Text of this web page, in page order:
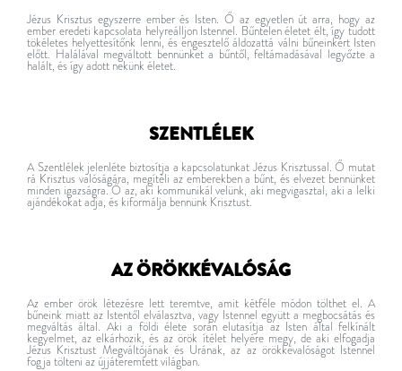
Jézus Krisztus egyszerre ember és Isten. Ő az egyetlen út arra, hogy az
ember eredeti kapcsolata helyreálljon Istennel. Bűntelen életet élt, így tudott
tökéletes helyettesítőnk lenni, és engesztelő áldozattá válni bűneinkért Isten
előtt. Halálával megváltott bennünket a bűntől, feltámadásával legyőzte a
halált, és így adott nekünk életet.
SZENTLÉLEK
A Szentlélek jelenléte biztosítja a kapcsolatunkat Jézus Krisztussal. Ő mutat
rá Krisztus valóságára, megítéli az emberekben a bűnt, és elvezet bennünket
minden igazságra. Ő az, aki kommunikál velünk, aki megvigasztal, aki a lelki
ajándékokat adja, és kiformálja bennünk Krisztust.
AZ ÖRÖKKÉVALÓSÁG
Az ember örök létezésre lett teremtve, amit kétféle módon tölthet el. A
bűneink miatt az Istentől elválasztva, vagy Istennel együtt a megbocsátás és
megváltás által. Aki a földi élete során elutasítja az Isten által felkínált
kegyelmet, az elkárhozik, és az örök ítélet helyére megy, de aki elfogadja
Jézus Krisztust Megváltójának és Urának, az az örökkévalóságot Istennel
fogja tölteni az újjáteremtett világban.